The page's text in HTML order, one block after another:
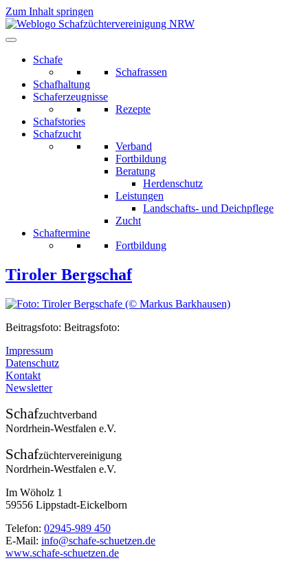
Zum Inhalt springen
Schafe
Schafrassen
Schafhaltung
Schaferzeugnisse
Rezepte
Schafstories
Schafzucht
Verband
Fortbildung
Beratung
Herdenschutz
Leistungen
Landschafts- und Deichpflege
Zucht
Schaftermine
Fortbildung
Tiroler Bergschaf
Beitragsfoto: Beitragsfoto:
Impressum
Datenschutz
Kontakt
Newsletter
Schafzuchtverband
Nordrhein-Westfalen e.V.
Schafzüchtervereinigung
Nordrhein-Westfalen e.V.
Im Wöholz 1
59556 Lippstadt-Eickelborn
Telefon: 02945-989 450
E-Mail: info@schafe-schuetzen.de
www.schafe-schuetzen.de